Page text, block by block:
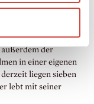
Class‹-
international große
der
in einer eigenen
liegen sieben
lebt mit seiner